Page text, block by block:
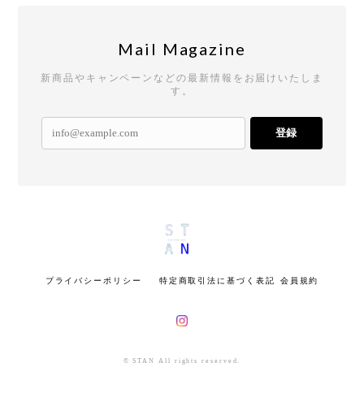
Mail Magazine
新商品やキャンペーンなどの最新情報をお届けいたしま
す。
登録
プライバシーポリシー 特定商取引法に基づく表記 会員規約
© STAN All rights reserved.